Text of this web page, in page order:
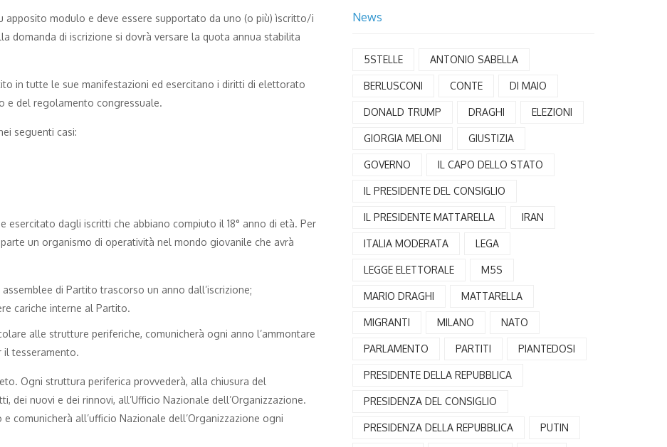
apposito modulo e deve essere supportato da uno (o più) ìscritto/i
domanda di iscrizione si dovrà versare la quota annua stabilita
in tutte le sue manifestazioni ed esercitano i diritti di elettorato
e del regolamento congressuale.
seguenti casi:
dagli iscritti che abbiano compiuto il 18° anno di età. Per
un organismo di operatività nel mondo giovanile che avrà
di Partito trascorso un anno dall’iscrizione;
cariche interne al Partito.
alle strutture periferiche, comunicherà ogni anno l’ammontare
il tesseramento.
Ogni struttura periferica provvederà, alla chiusura del
dei nuovi e dei rinnovi, all’Ufficio Nazionale dell’Organizzazione.
comunicherà all’ufficio Nazionale dell’Organizzazione ogni
News
5STELLE ANTONIO SABELLA
BERLUSCONI CONTE DI MAIO
DONALD TRUMP DRAGHI ELEZIONI
GIORGIA MELONI GIUSTIZIA
GOVERNO IL CAPO DELLO STATO
IL PRESIDENTE DEL CONSIGLIO
IL PRESIDENTE MATTARELLA IRAN
ITALIA MODERATA LEGA
LEGGE ELETTORALE M5S
MARIO DRAGHI MATTARELLA
MIGRANTI MILANO NATO
PARLAMENTO PARTITI PIANTEDOSI
PRESIDENTE DELLA REPUBBLICA
PRESIDENZA DEL CONSIGLIO
PRESIDENZA DELLA REPUBBLICA PUTIN